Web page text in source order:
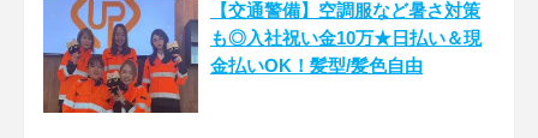
【交通警備】空調服など暑さ対策
も◎入社祝い金10万★日払い＆現
金払いOK！髪型/髪色自由